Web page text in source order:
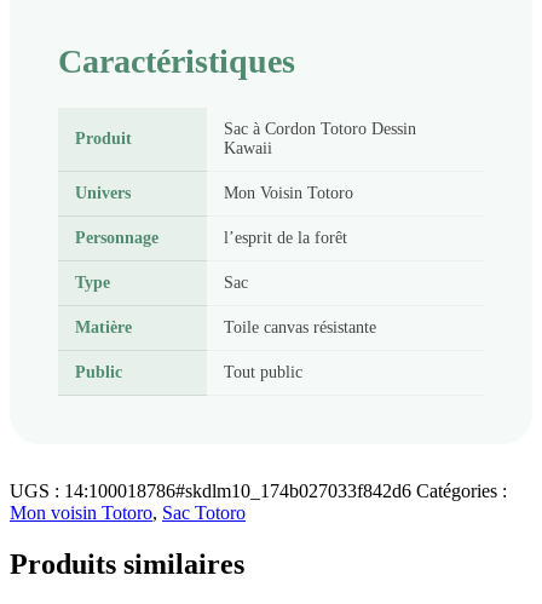
Caractéristiques
Produit
Sac à Cordon Totoro Dessin
Kawaii
Univers Mon Voisin Totoro
Personnage l’esprit de la forêt
Type Sac
Matière Toile canvas résistante
Public Tout public
UGS : 14:100018786#skdlm10_174b027033f842d6 Catégories :
Mon voisin Totoro, Sac Totoro
Produits similaires